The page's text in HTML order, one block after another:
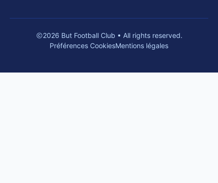
2026 But Football Club • All rights reserved.
Préférences CookiesMentions légales